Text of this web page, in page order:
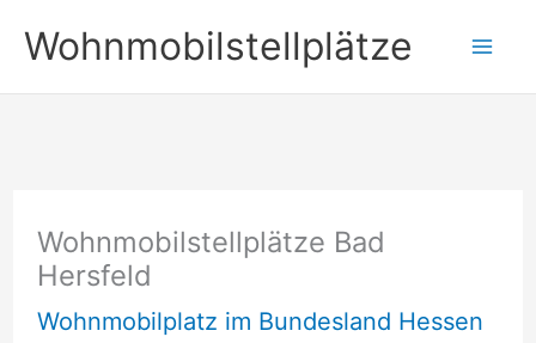
Inhalt
springen
Wohnmobilstellplätze
Wohnmobilstellplätze Bad
Hersfeld
Wohnmobilplatz im Bundesland Hessen